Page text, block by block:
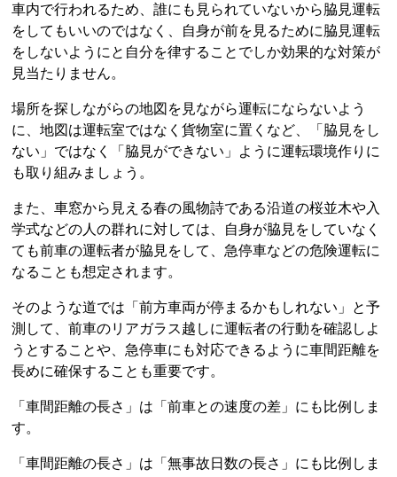
車内で行われるため、誰にも見られていないから脇見運転
をしてもいいのではなく、自身が前を見るために脇見運転
をしないようにと自分を律することでしか効果的な対策が
見当たりません。
場所を探しながらの地図を見ながら運転にならないよう
に、地図は運転室ではなく貨物室に置くなど、「脇見をし
ない」ではなく「脇見ができない」ように運転環境作りに
も取り組みましょう。
また、車窓から見える春の風物詩である沿道の桜並木や入
学式などの人の群れに対しては、自身が脇見をしていなく
ても前車の運転者が脇見をして、急停車などの危険運転に
なることも想定されます。
そのような道では「前方車両が停まるかもしれない」と予
測して、前車のリアガラス越しに運転者の行動を確認しよ
うとすることや、急停車にも対応できるように車間距離を
長めに確保することも重要です。
「車間距離の長さ」は「前車との速度の差」にも比例しま
す。
「車間距離の長さ」は「無事故日数の長さ」にも比例しま